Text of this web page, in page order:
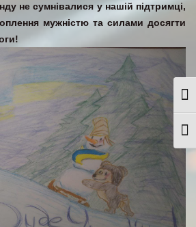
не сумнівалися у нашій підтримці,
мужністю та силами досягти